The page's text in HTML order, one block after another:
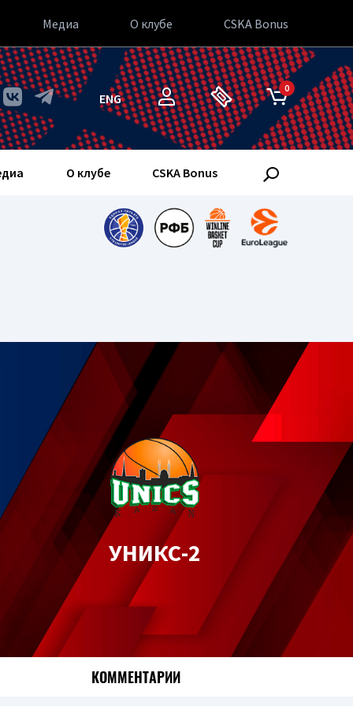
Медиа О клубе CSKA Bonus
ENG
0
О клубе CSKA Bonus
УНИКС-2
КОММЕНТАРИИ